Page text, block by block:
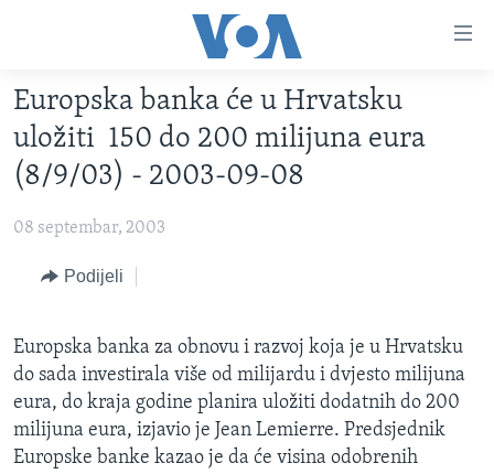
glavni
sadržaj
Pređi
na
glavnu
navigaciju
TV PROGRAM
VIDEO
FOTOGRAFIJE DANA
VIJESTI
SJEDINJENE AMERIČKE DRŽAVE
SVIJET
NAUKA I TEHNOLOGIJA
KORUPCIJA
SLOBODA MEDIJA
ŽENSKA STRANA
Europska banka će u Hrvatsku
uložiti 150 do 200 milijuna eura
(8/9/03) - 2003-09-08
08 septembar, 2003
Podijeli
Europska banka za obnovu i razvoj koja je u Hrvatsku
do sada investirala više od milijardu i dvjesto milijuna
eura, do kraja godine planira uložiti dodatnih do 200
milijuna eura, izjavio je Jean Lemierre. Predsjednik
Europske banke kazao je da će visina odobrenih